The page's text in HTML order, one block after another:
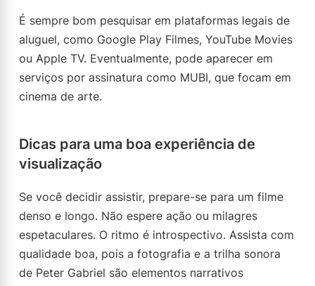
É sempre bom pesquisar em plataformas legais de
aluguel, como Google Play Filmes, YouTube Movies
ou Apple TV. Eventualmente, pode aparecer em
serviços por assinatura como MUBI, que focam em
cinema de arte.
Dicas para uma boa experiência de
visualização
Se você decidir assistir, prepare-se para um filme
denso e longo. Não espere ação ou milagres
espetaculares. O ritmo é introspectivo. Assista com
qualidade boa, pois a fotografia e a trilha sonora
de Peter Gabriel são elementos narrativos